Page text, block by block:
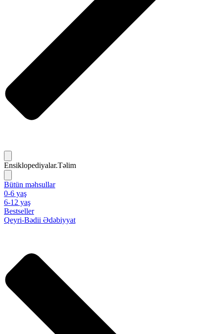
Ensiklopediyalar.Təlim
Bütün məhsullar
0-6 yaş
6-12 yaş
Bestseller
Qeyri-Bədii Ədəbiyyat